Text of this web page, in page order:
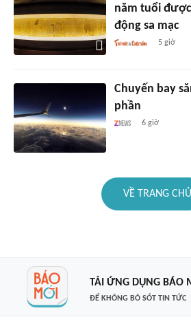
năm tuổi
động sa mạc
5 giờ
Chuyến bay
phần
6 giờ
VỀ TRANG CHỦ
TẢI ỨNG DỤNG BÁO
ĐỂ KHÔNG BỎ SÓT TIN TỨC